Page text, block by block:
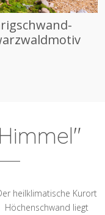
heilklimatische Kurort
Höchenschwand liegt